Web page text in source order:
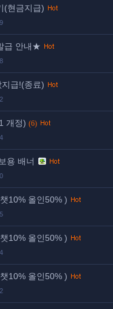
(현금지급)
급 안내★
급!(종료)
개정) (6)
용 배너
10% 올인50% )
10% 올인50% )
10% 올인50% )